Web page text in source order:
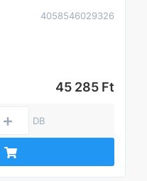
4058546029326
45 285 Ft
DB